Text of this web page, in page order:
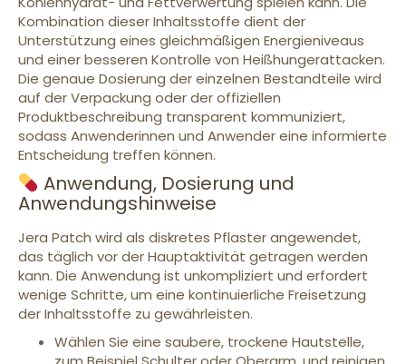
Kombination dieser Inhaltsstoffe dient der
Unterstützung eines gleichmäßigen Energieniveaus
und einer besseren Kontrolle von Heißhungerattacken.
Die genaue Dosierung der einzelnen Bestandteile wird
auf der Verpackung oder der offiziellen
Produktbeschreibung transparent kommuniziert,
sodass Anwenderinnen und Anwender eine informierte
Entscheidung treffen können.
Anwendung, Dosierung und
Anwendungshinweise
Jera Patch wird als diskretes Pflaster angewendet,
das täglich vor der Hauptaktivität getragen werden
kann. Die Anwendung ist unkompliziert und erfordert
wenige Schritte, um eine kontinuierliche Freisetzung
der Inhaltsstoffe zu gewährleisten.
Wählen Sie eine saubere, trockene Hautstelle,